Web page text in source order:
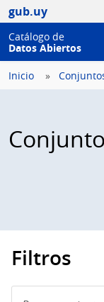
gub.uy
Catálogo de
Datos Abiertos
Inicio
Filtros